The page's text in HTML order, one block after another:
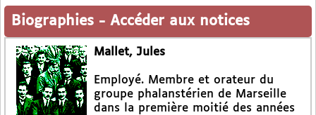
Biographies - Accéder aux notices
Mallet, Jules
Employé. Membre et orateur du
groupe phalanstérien de Marseille
dans la première moitié des années